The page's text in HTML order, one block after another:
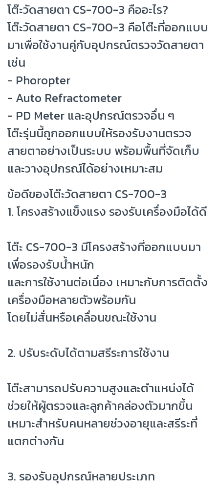
โต๊ะวัดสายตา CS-700-3 คืออะไร?
โต๊ะวัดสายตา CS-700-3 คือโต๊ะที่ออกแบบ
มาเพื่อใช้งานคู่กับอุปกรณ์ตรวจวัดสายตา
เช่น
- Phoropter
- Auto Refractometer
- PD Meter และอุปกรณ์ตรวจอื่น ๆ
โต๊ะรุ่นนี้ถูกออกแบบให้รองรับงานตรวจ
สายตาอย่างเป็นระบบ พร้อมพื้นที่จัดเก็บ
และวางอุปกรณ์ได้อย่างเหมาะสม
ข้อดีของโต๊ะวัดสายตา CS-700-3
1. โครงสร้างแข็งแรง รองรับเครื่องมือได้ดี
โต๊ะ CS-700-3 มีโครงสร้างที่ออกแบบมา
เพื่อรองรับน้ำหนัก
และการใช้งานต่อเนื่อง เหมาะกับการติดตั้ง
เครื่องมือหลายตัวพร้อมกัน
โดยไม่สั่นหรือเคลื่อนขณะใช้งาน
2. ปรับระดับได้ตามสรีระการใช้งาน
โต๊ะสามารถปรับความสูงและตำแหน่งได้
ช่วยให้ผู้ตรวจและลูกค้าคล่องตัวมากขึ้น
เหมาะสำหรับคนหลายช่วงอายุและสรีระที่
แตกต่างกัน
3. รองรับอุปกรณ์หลายประเภท